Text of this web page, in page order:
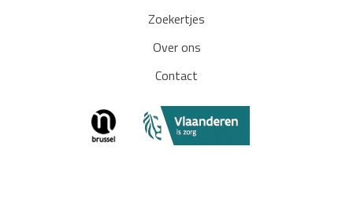
Zoekertjes
Over ons
Contact